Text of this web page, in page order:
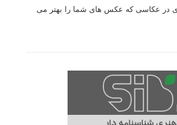
در عکاسی که عکس های شما را بهتر می